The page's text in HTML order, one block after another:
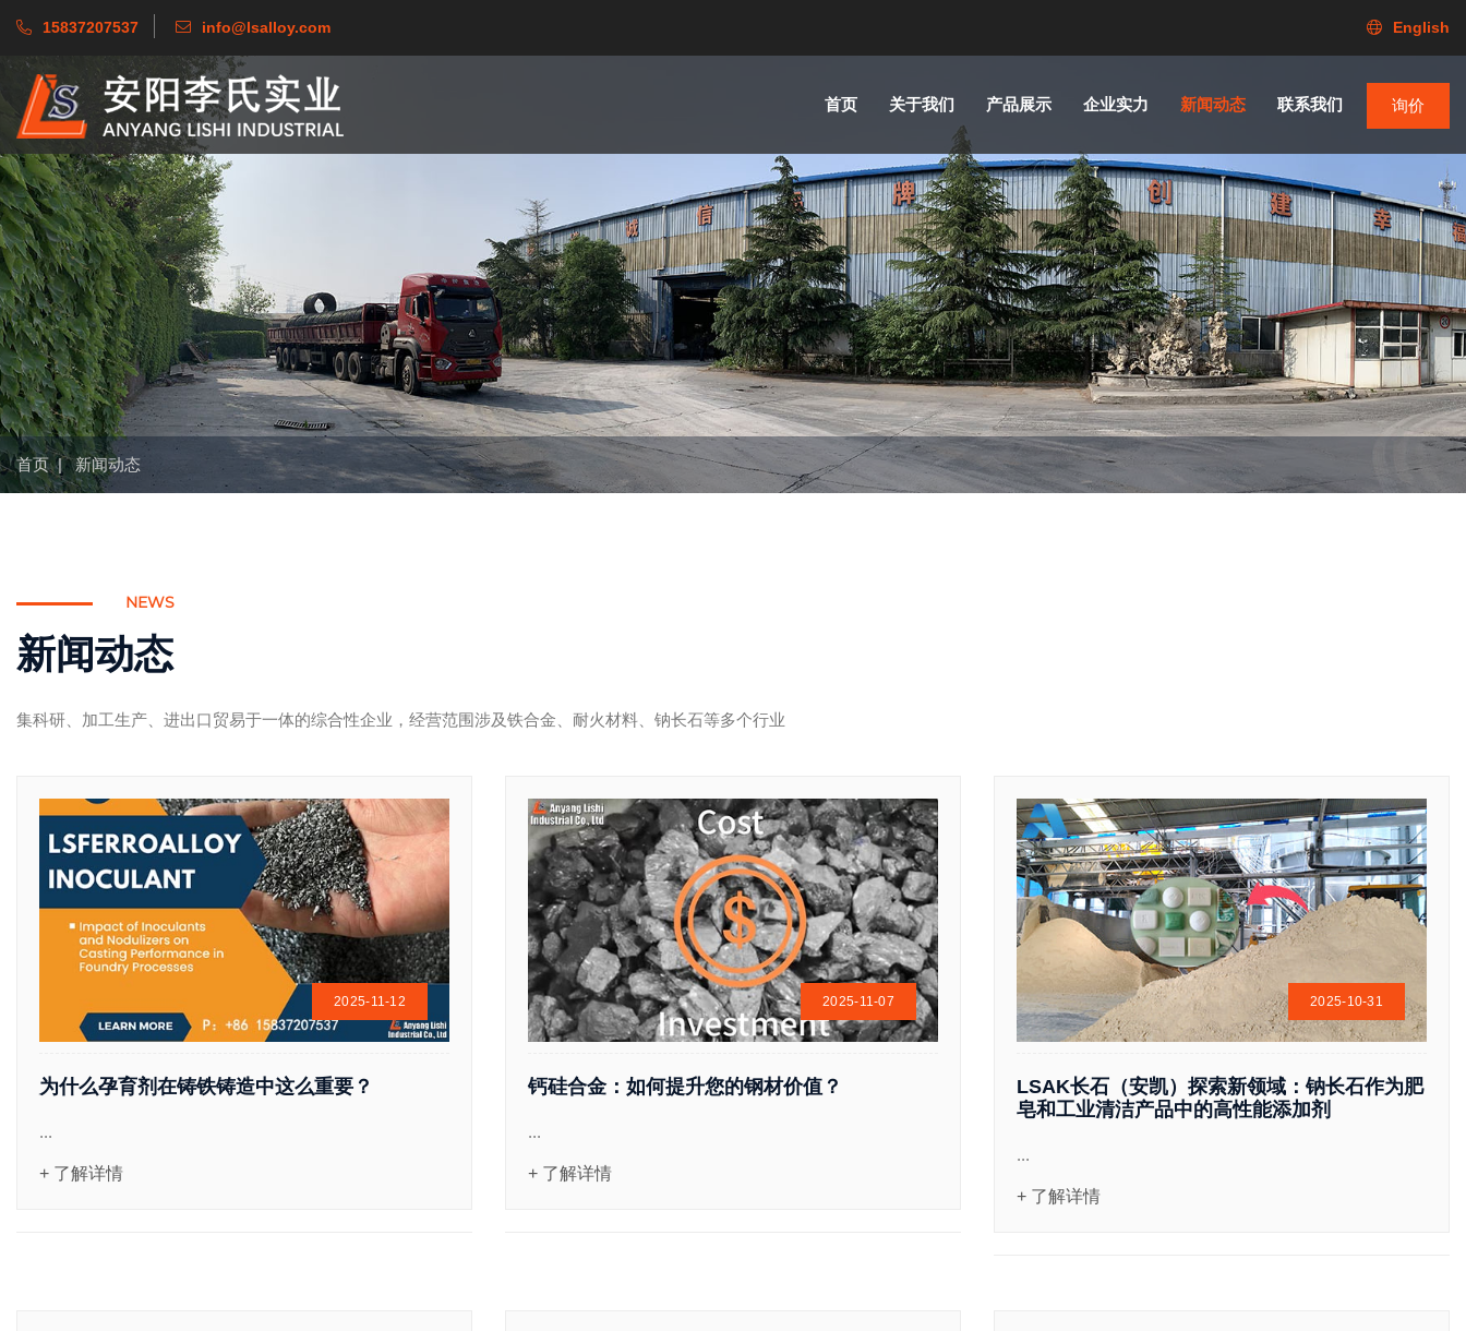
15837207537 info@lsalloy.com English
首页 关于我们 产品展示 企业实力 新闻动态 联系我们 询价
首页 | 新闻动态
NEWS
新闻动态
集科研、加工生产、进出口贸易于一体的综合性企业，经营范围涉及铁合金、耐火材料、钠长石等多个行业
2025-11-12
为什么孕育剂在铸铁铸造中这么重要？
...
+ 了解详情
2025-11-07
钙硅合金：如何提升您的钢材价值？
...
+ 了解详情
2025-10-31
LSAK长石（安凯）探索新领域：钠长石作为肥
皂和工业清洁产品中的高性能添加剂
...
+ 了解详情